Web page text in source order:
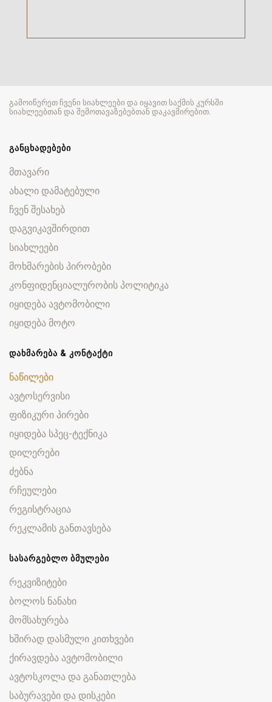
გამოიწერეთ ჩვენი სიახლეები და იყავით საქმის კურსში
სიახლეებთან და შემოთავაზებებთან დაკავშირებით.
ᲒᲐᲜᲪᲮᲐᲓᲔᲑᲔᲑᲘ
მთავარი
ახალი დამატებული
ჩვენ შესახებ
დაგვიკავშირდით
სიახლეები
მოხმარების პირობები
კონფიდენციალურობის პოლიტიკა
იყიდება ავტომობილი
იყიდება მოტო
ᲓᲐᲮᲛᲐᲠᲔᲑᲐ & ᲙᲝᲜᲢᲐᲥᲢᲘ
ნაწილები
ავტოსერვისი
ფიზიკური პირები
იყიდება სპეც-ტექნიკა
დილერები
ძებნა
რჩეულები
რეგისტრაცია
რეკლამის განთავსება
ᲡᲐᲡᲐᲠᲒᲔᲑᲚᲝ ᲑᲛᲣᲚᲔᲑᲘ
რეკვიზიტები
ბოლოს ნანახი
მომსახურება
ხშირად დასმული კითხვები
ქირავდება ავტომობილი
ავტოსკოლა და განათლება
საბურავები და დისკები